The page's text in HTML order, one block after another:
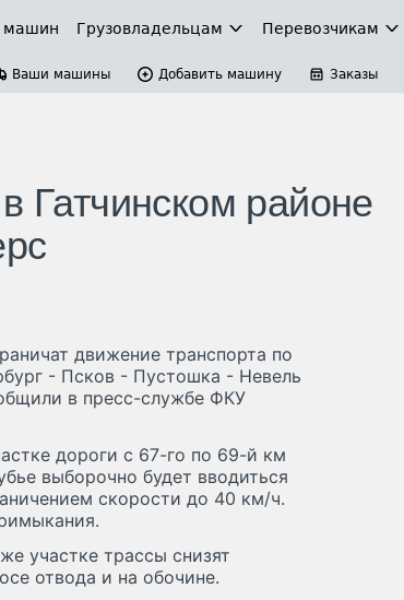
машин Грузовладельцам Перевозчикам
Ваши машины Добавить машину Заказы
Гатчинском районе
движение транспорта по
- Псков - Пустошка - Невель
в пресс-службе ФКУ
дороги с 67-го по 69-й км
выборочно будет вводиться
скорости до 40 км/ч.
участке трассы снизят
отвода и на обочине.